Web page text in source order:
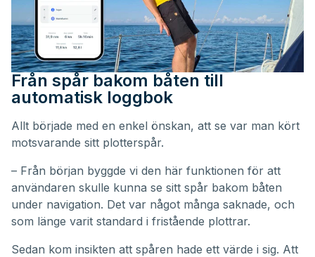
Från spår bakom båten till
automatisk loggbok
Allt började med en enkel önskan, att se var man kört
motsvarande sitt plotterspår.
– Från början byggde vi den här funktionen för att
användaren skulle kunna se sitt spår bakom båten
under navigation. Det var något många saknade, och
som länge varit standard i fristående plottrar.
Sedan kom insikten att spåren hade ett värde i sig. Att